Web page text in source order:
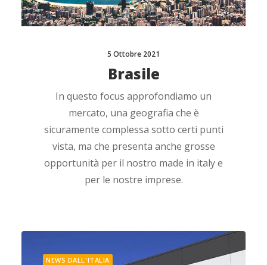
5 Ottobre 2021
Brasile
In questo focus approfondiamo un
mercato, una geografia che è
sicuramente complessa sotto certi punti
vista, ma che presenta anche grosse
opportunità per il nostro made in italy e
per le nostre imprese.
NEWS DALL'ITALIA